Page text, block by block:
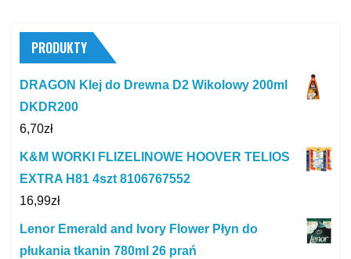
PRODUKTY
DRAGON Klej do Drewna D2 Wikolowy 200ml
DKDR200
6,70zł
K&M WORKI FLIZELINOWE HOOVER TELIOS
EXTRA H81 4szt 8106767552
16,99zł
Lenor Emerald and Ivory Flower Płyn do
płukania tkanin 780ml 26 prań